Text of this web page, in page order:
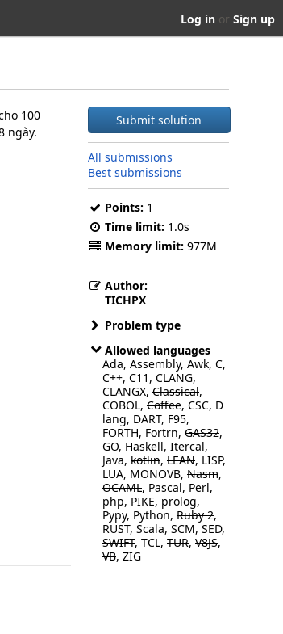
Log in or Sign up
Submit solution
All submissions
Best submissions
Points: 1
Time limit: 1.0s
Memory limit: 977M
Author:
TICHPX
Problem type
Allowed languages
Ada, Assembly, Awk, C,
C++, C11, CLANG,
CLANGX, Classical,
COBOL, Coffee, CSC, D
lang, DART, F95,
FORTH, Fortrn, GAS32,
GO, Haskell, Itercal,
Java, kotlin, LEAN, LISP,
LUA, MONOVB, Nasm,
OCAML, Pascal, Perl,
php, PIKE, prolog,
Pypy, Python, Ruby 2,
RUST, Scala, SCM, SED,
SWIFT, TCL, TUR, V8JS,
VB, ZIG
100
ngày.